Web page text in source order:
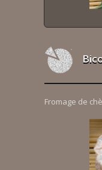
Fromage de